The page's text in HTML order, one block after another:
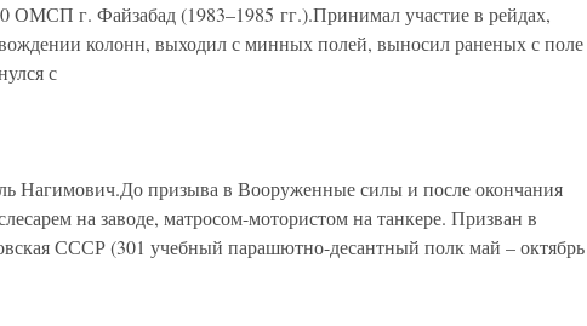
ОМСП г. Файзабад (1983–1985 гг.).Принимал участие в рейдах,
колонн, выходил с минных полей, выносил раненых с поле
с
Нагимович.До призыва в Вооруженные силы и после окончания
на заводе, матросом-мотористом на танкере. Призван в
СССР (301 учебный парашютно-десантный полк май – октябрь